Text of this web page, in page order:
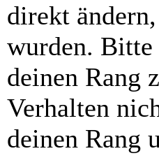
direkt
wurden. Bitte
deinen Rang
Verhalten
deinen Rang